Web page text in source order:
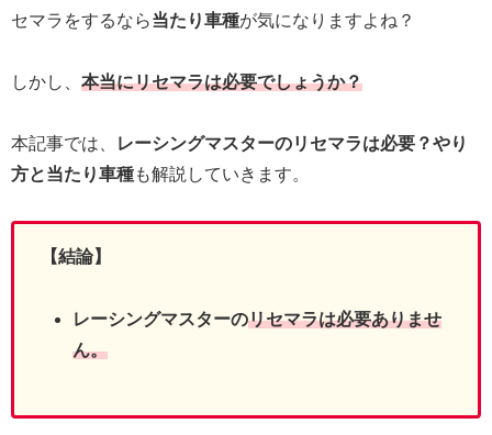
セマラをするなら当たり車種が気になりますよね？
しかし、 本当にリセマラは必要でしょうか？
本記事では、
レーシングマスターのリセマラは必要？やり
方と当たり車種も解説していきます。
【結論】
レーシングマスターのリセマラは必要ありませ
ん。